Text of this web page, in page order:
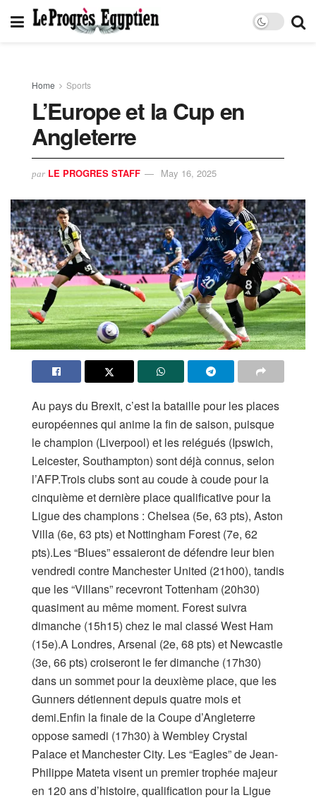
Home Sports
L’Europe et la Cup en
Angleterre
par LE PROGRES STAFF May 16, 2025
Au pays du Brexit, c’est la bataille pour les places
européennes qui anime la fin de saison, puisque
le champion (Liverpool) et les relégués (Ipswich,
Leicester, Southampton) sont déjà connus, selon
l’AFP.Trois clubs sont au coude à coude pour la
cinquième et dernière place qualificative pour la
Ligue des champions : Chelsea (5e, 63 pts), Aston
Villa (6e, 63 pts) et Nottingham Forest (7e, 62
pts).Les “Blues” essaieront de défendre leur bien
vendredi contre Manchester United (21h00), tandis
que les “Villans” recevront Tottenham (20h30)
quasiment au même moment. Forest suivra
dimanche (15h15) chez le mal classé West Ham
(15e).A Londres, Arsenal (2e, 68 pts) et Newcastle
(3e, 66 pts) croiseront le fer dimanche (17h30)
dans un sommet pour la deuxième place, que les
Gunners détiennent depuis quatre mois et
demi.Enfin la finale de la Coupe d’Angleterre
oppose samedi (17h30) à Wembley Crystal
Palace et Manchester City. Les “Eagles” de Jean-
Philippe Mateta visent un premier trophée majeur
en 120 ans d’histoire, qualification pour la Ligue